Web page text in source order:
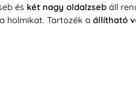
és két nagy oldalzseb áll
a holmikat. Tartozék a állítható